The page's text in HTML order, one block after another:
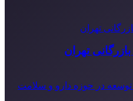
تهران